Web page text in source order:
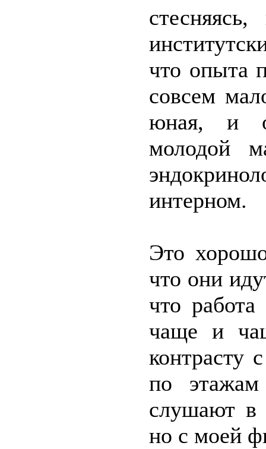
что опыта
совсем
юная, и
молодой
интерном.
Это
что они
что
чаще и
контрасту
по
слушают в
но с моей